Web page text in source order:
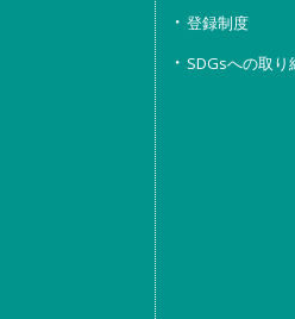
登録制度
SDGsへの取り